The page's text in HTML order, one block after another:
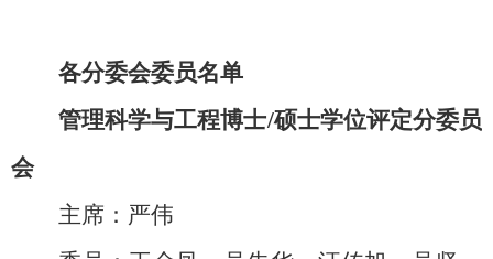
各分委会委员名单
管理科学与工程博士/硕士学位评定分委员
会
主席：严伟